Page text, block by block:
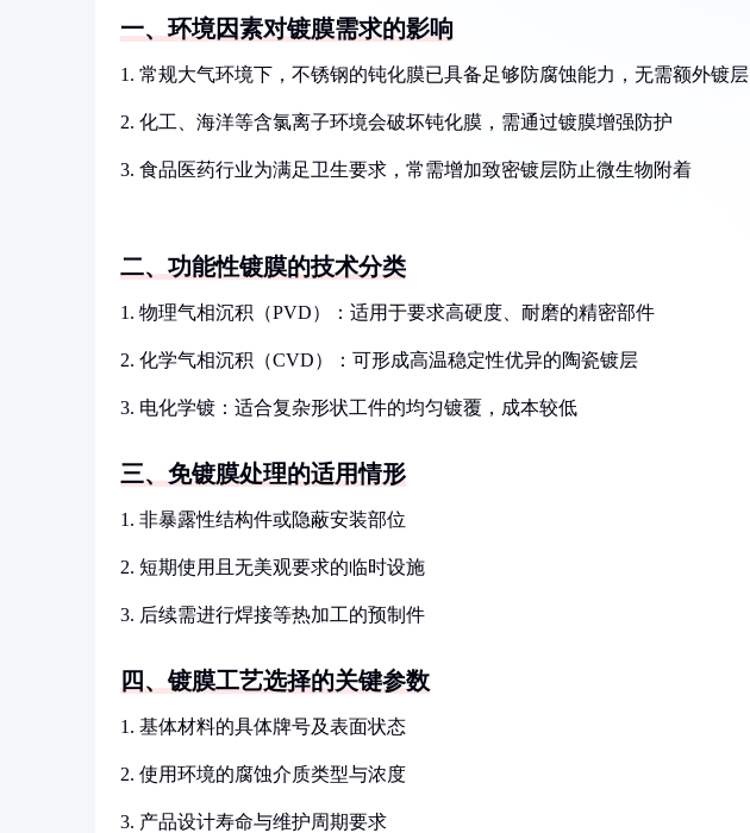
一、环境因素对镀膜需求的影响
1. 常规大气环境下，不锈钢的钝化膜已具备足够防腐蚀能力，无需额外镀层
2. 化工、海洋等含氯离子环境会破坏钝化膜，需通过镀膜增强防护
3. 食品医药行业为满足卫生要求，常需增加致密镀层防止微生物附着
二、功能性镀膜的技术分类
1. 物理气相沉积（PVD）：适用于要求高硬度、耐磨的精密部件
2. 化学气相沉积（CVD）：可形成高温稳定性优异的陶瓷镀层
3. 电化学镀：适合复杂形状工件的均匀镀覆，成本较低
三、免镀膜处理的适用情形
1. 非暴露性结构件或隐蔽安装部位
2. 短期使用且无美观要求的临时设施
3. 后续需进行焊接等热加工的预制件
四、镀膜工艺选择的关键参数
1. 基体材料的具体牌号及表面状态
2. 使用环境的腐蚀介质类型与浓度
3. 产品设计寿命与维护周期要求